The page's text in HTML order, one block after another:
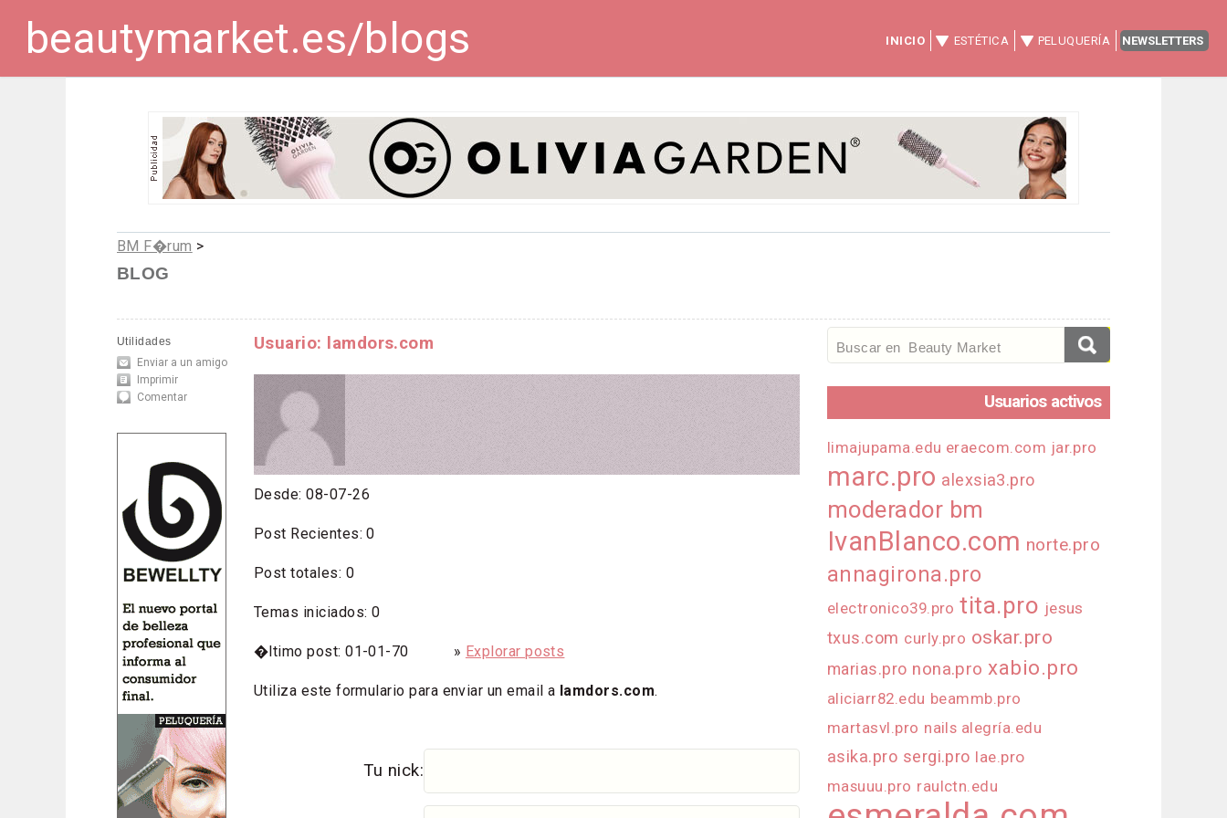
beautymarket.es/blogs INICIO ESTÉTICA PELUQUERÍA NEWSLETTERS
BM F�rum >
BLOG
Utilidades
Enviar a un amigo
Imprimir
Comentar
Usuarios activos
limajupama.edu eraecom.com jar.pro
marc.pro alexsia3.pro
moderador bm
IvanBlanco.com norte.pro
annagirona.pro
electronico39.pro tita.pro jesus
txus.com curly.pro oskar.pro
marias.pro nona.pro xabio.pro
aliciarr82.edu beammb.pro
martasvl.pro nails alegría.edu
asika.pro sergi.pro lae.pro
masuuu.pro raulctn.edu
Usuario: lamdors.com
Desde: 08-07-26
Post Recientes: 0
Post totales: 0
Temas iniciados: 0
�ltimo post: 01-01-70 » Explorar posts
Utiliza este formulario para enviar un email a lamdors.com.
Tu nick: